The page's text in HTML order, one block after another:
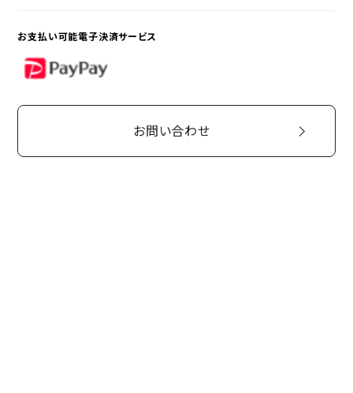
お支払い可能電子決済サービス
PayPay
お問い合わせ